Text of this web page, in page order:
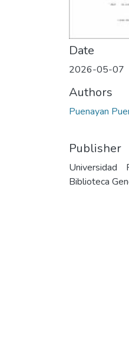
Date
2026-05-07
Authors
Puenayan
Publisher
Biblioteca